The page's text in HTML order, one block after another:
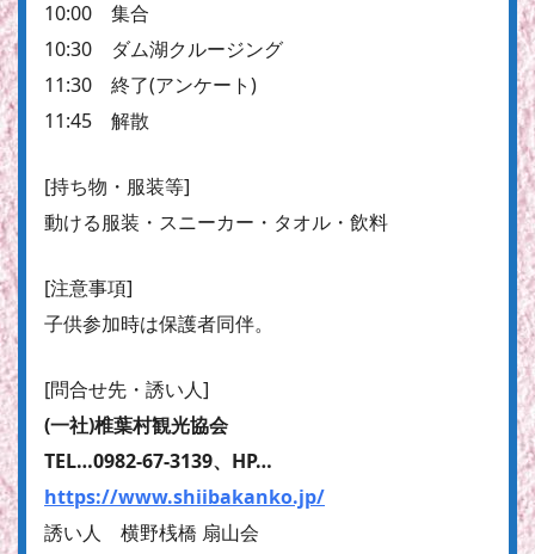
10:00 集合
10:30 ダム湖クルージング
11:30 終了(アンケート)
11:45 解散
[持ち物・服装等]
動ける服装・スニーカー・タオル・飲料
[注意事項]
子供参加時は保護者同伴。
[問合せ先・誘い人]
(一社)椎葉村観光協会
TEL…0982-67-3139、HP…
https://www.shiibakanko.jp/
誘い人 横野桟橋 扇山会